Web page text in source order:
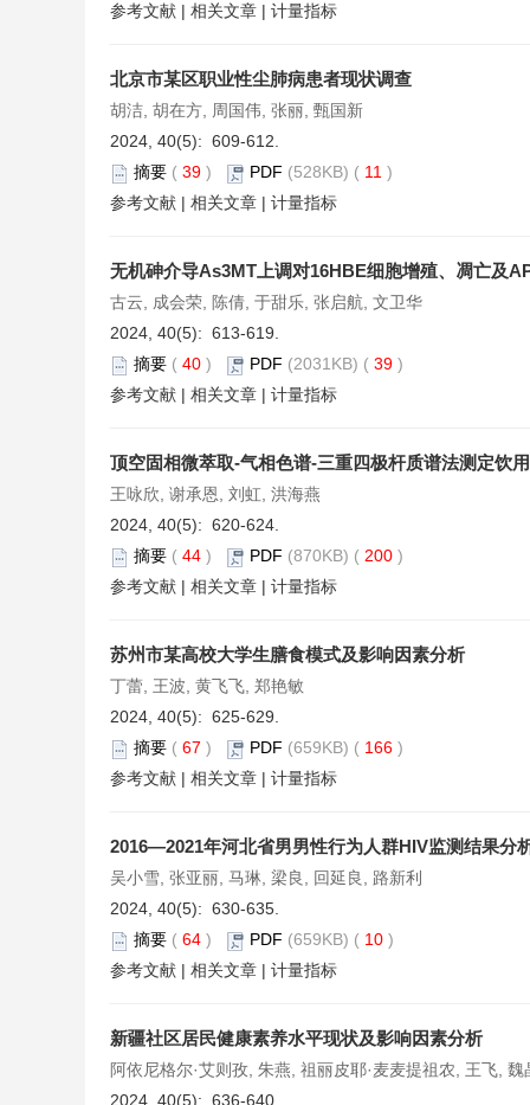
参考文献 | 相关文章 | 计量指标
北京市某区职业性尘肺病患者现状调查
胡洁, 胡在方, 周国伟, 张丽, 甄国新
2024, 40(5): 609-612.
摘要 ( 39 ) PDF (528KB) ( 11 )
参考文献 | 相关文章 | 计量指标
无机砷介导As3MT上调对16HBE细胞增殖、凋亡及
古云, 成会荣, 陈倩, 于甜乐, 张启航, 文卫华
2024, 40(5): 613-619.
摘要 ( 40 ) PDF (2031KB) ( 39 )
参考文献 | 相关文章 | 计量指标
顶空固相微萃取-气相色谱-三重四极杆质谱法测定饮
王咏欣, 谢承恩, 刘虹, 洪海燕
2024, 40(5): 620-624.
摘要 ( 44 ) PDF (870KB) ( 200 )
参考文献 | 相关文章 | 计量指标
苏州市某高校大学生膳食模式及影响因素分析
丁蕾, 王波, 黄飞飞, 郑艳敏
2024, 40(5): 625-629.
摘要 ( 67 ) PDF (659KB) ( 166 )
参考文献 | 相关文章 | 计量指标
2016—2021年河北省男男性行为人群HIV监测结果分
吴小雪, 张亚丽, 马琳, 梁良, 回延良, 路新利
2024, 40(5): 630-635.
摘要 ( 64 ) PDF (659KB) ( 10 )
参考文献 | 相关文章 | 计量指标
新疆社区居民健康素养水平现状及影响因素分析
阿依尼格尔·艾则孜, 朱燕, 祖丽皮耶·麦麦提祖农, 王飞, 魏
2024, 40(5): 636-640.